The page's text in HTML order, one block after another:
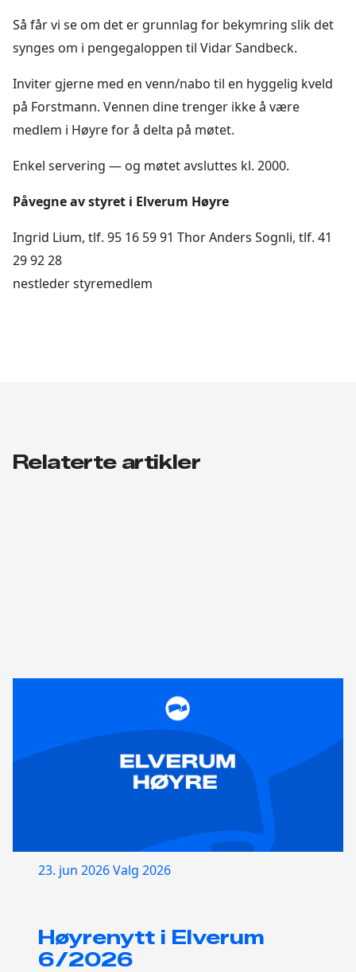
Så får vi se om det er grunnlag for bekymring slik det
synges om i pengegaloppen til Vidar Sandbeck.
Inviter gjerne med en venn/nabo til en hyggelig kveld
på Forstmann. Vennen dine trenger ikke å være
medlem i Høyre for å delta på møtet.
Enkel servering — og møtet avsluttes kl. 2000.
Påvegne av styret i Elverum Høyre
Ingrid Lium, tlf. 95 16 59 91 Thor Anders Sognli, tlf. 41
29 92 28
nestleder styremedlem
Relaterte artikler
23. jun 2026Valg 2026
Høyrenytt i Elverum
6/2026